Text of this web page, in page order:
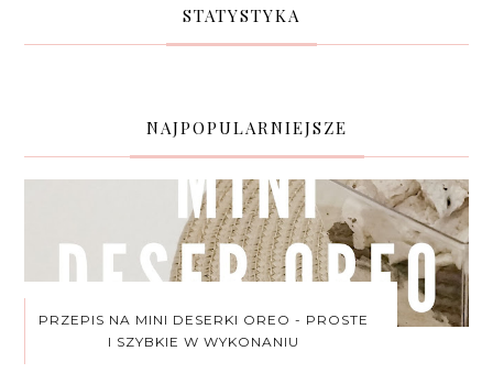
STATYSTYKA
NAJPOPULARNIEJSZE
PRZEPIS NA MINI DESERKI OREO - PROSTE
I SZYBKIE W WYKONANIU